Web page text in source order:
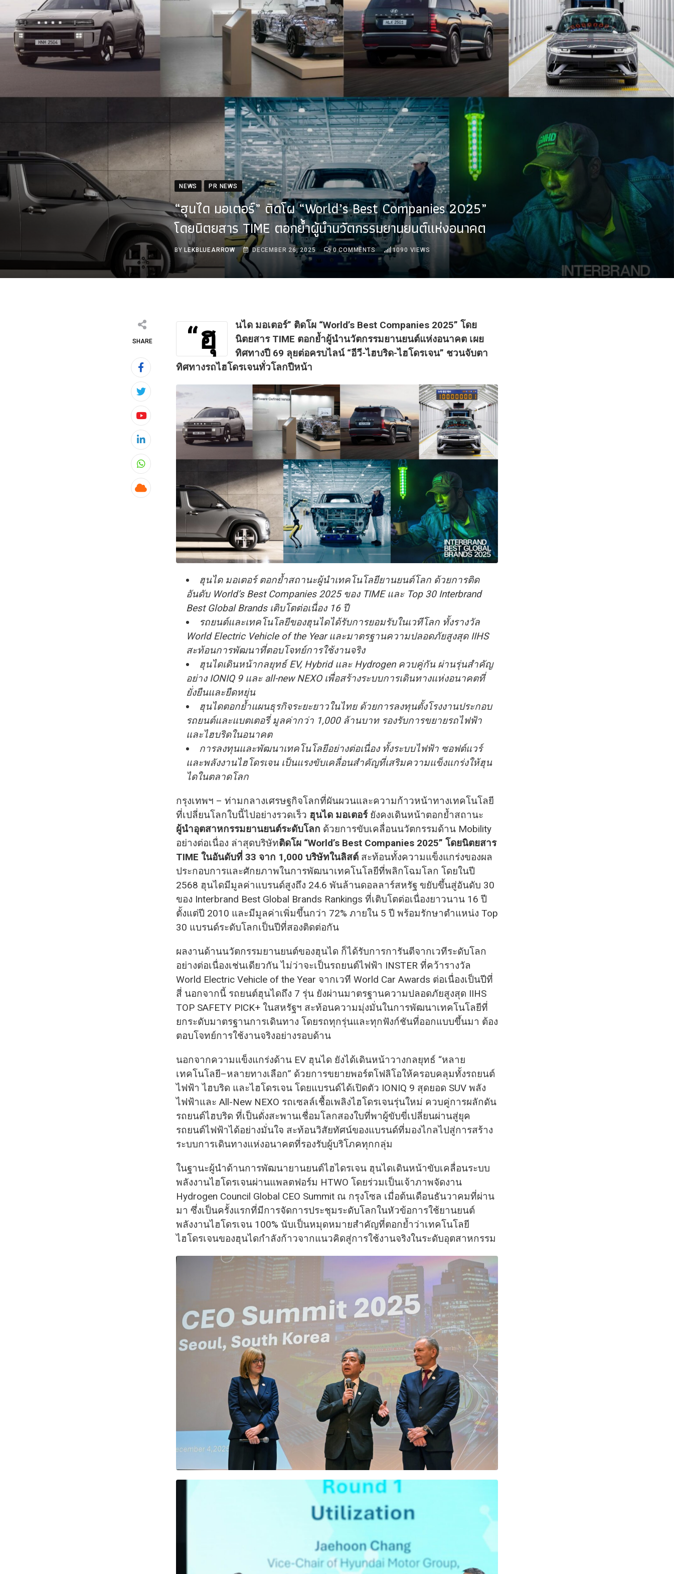
NEWS PR NEWS
“ฮุนได มอเตอร์” ติดโผ “World’s Best Companies 2025”
โดยนิตยสาร TIME ตอกย้ำผู้นำนวัตกรรมยานยนต์แห่งอนาคต
BYLEKBLUEARROW DECEMBER 26, 2025 0COMMENTS 1090 VIEWS
SHARE
Youtube
LinkedIn
Whatsapp
Cloud
“ฮุ
นได มอเตอร์” ติดโผ “World’s Best Companies 2025” โดย
นิตยสาร TIME ตอกย้ำผู้นำนวัตกรรมยานยนต์แห่งอนาคต เผย
ทิศทางปี 69 ลุยต่อครบไลน์ “อีวี-ไฮบริด-ไฮโดรเจน” ชวนจับตา
ทิศทางรถไฮโดรเจนทั่วโลกปีหน้า
ฮุนได มอเตอร์ ตอกย้ำสถานะผู้นำเทคโนโลยียานยนต์โลก ด้วยการติด
อันดับ World’s Best Companies 2025 ของ TIME และ Top 30 Interbrand
Best Global Brands เติบโตต่อเนื่อง 16 ปี
รถยนต์และเทคโนโลยีของฮุนไดได้รับการยอมรับในเวทีโลก ทั้งรางวัล
World Electric Vehicle of the Year และมาตรฐานความปลอดภัยสูงสุด IIHS
สะท้อนการพัฒนาที่ตอบโจทย์การใช้งานจริง
ฮุนไดเดินหน้ากลยุทธ์ EV, Hybrid และ Hydrogen ควบคู่กัน ผ่านรุ่นสำคัญ
อย่าง IONIQ 9 และ all-new NEXO เพื่อสร้างระบบการเดินทางแห่งอนาคตที่
ยั่งยืนและยืดหยุ่น
ฮุนไดตอกย้ำแผนธุรกิจระยะยาวในไทย ด้วยการลงทุนตั้งโรงงานประกอบ
รถยนต์และแบตเตอรี่ มูลค่ากว่า 1,000 ล้านบาท รองรับการขยายรถไฟฟ้า
และไฮบริดในอนาคต
การลงทุนและพัฒนาเทคโนโลยีอย่างต่อเนื่อง ทั้งระบบไฟฟ้า ซอฟต์แวร์
และพลังงานไฮโดรเจน เป็นแรงขับเคลื่อนสำคัญที่เสริมความแข็งแกร่งให้ฮุน
ไดในตลาดโลก
กรุงเทพฯ – ท่ามกลางเศรษฐกิจโลกที่ผันผวนและความก้าวหน้าทางเทคโนโลยี
ที่เปลี่ยนโลกใบนี้ไปอย่างรวดเร็ว ฮุนได มอเตอร์ ยังคงเดินหน้าตอกย้ำสถานะ
ผู้นำอุตสาหกรรมยานยนต์ระดับโลก ด้วยการขับเคลื่อนนวัตกรรมด้าน Mobility
อย่างต่อเนื่อง ล่าสุดบริษัทติดโผ “World’s Best Companies 2025” โดยนิตยสาร
TIME ในอันดับที่ 33 จาก 1,000 บริษัทในลิสต์ สะท้อนทั้งความแข็งแกร่งของผล
ประกอบการและศักยภาพในการพัฒนาเทคโนโลยีที่พลิกโฉมโลก โดยในปี
2568 ฮุนไดมีมูลค่าแบรนด์สูงถึง 24.6 พันล้านดอลลาร์สหรัฐ ขยับขึ้นสู่อันดับ 30
ของ Interbrand Best Global Brands Rankings ที่เติบโตต่อเนื่องยาวนาน 16 ปี
ตั้งแต่ปี 2010 และมีมูลค่าเพิ่มขึ้นกว่า 72% ภายใน 5 ปี พร้อมรักษาตำแหน่ง Top
30 แบรนด์ระดับโลกเป็นปีที่สองติดต่อกัน
ผลงานด้านนวัตกรรมยานยนต์ของฮุนได ก็ได้รับการการันตีจากเวทีระดับโลก
อย่างต่อเนื่องเช่นเดียวกัน ไม่ว่าจะเป็นรถยนต์ไฟฟ้า INSTER ที่คว้ารางวัล
World Electric Vehicle of the Year จากเวที World Car Awards ต่อเนื่องเป็นปีที่
สี่ นอกจากนี้ รถยนต์ฮุนไดถึง 7 รุ่น ยังผ่านมาตรฐานความปลอดภัยสูงสุด IIHS
TOP SAFETY PICK+ ในสหรัฐฯ สะท้อนความมุ่งมั่นในการพัฒนาเทคโนโลยีที่
ยกระดับมาตรฐานการเดินทาง โดยรถทุกรุ่นและทุกฟังก์ชันที่ออกแบบขึ้นมา ต้อง
ตอบโจทย์การใช้งานจริงอย่างรอบด้าน
นอกจากความแข็งแกร่งด้าน EV ฮุนได ยังได้เดินหน้าวางกลยุทธ์ “หลาย
เทคโนโลยี–หลายทางเลือก” ด้วยการขยายพอร์ตโฟลิโอให้ครอบคลุมทั้งรถยนต์
ไฟฟ้า ไฮบริด และไฮโดรเจน โดยแบรนด์ได้เปิดตัว IONIQ 9 สุดยอด SUV พลัง
ไฟฟ้าและ All-New NEXO รถเซลล์เชื้อเพลิงไฮโดรเจนรุ่นใหม่ ควบคู่การผลักดัน
รถยนต์ไฮบริด ที่เป็นดั่งสะพานเชื่อมโลกสองใบที่พาผู้ขับขี่เปลี่ยนผ่านสู่ยุค
รถยนต์ไฟฟ้าได้อย่างมั่นใจ สะท้อนวิสัยทัศน์ของแบรนด์ที่มองไกลไปสู่การสร้าง
ระบบการเดินทางแห่งอนาคตที่รองรับผู้บริโภคทุกกลุ่ม
ในฐานะผู้นำด้านการพัฒนายานยนต์ไฮไดรเจน ฮุนไดเดินหน้าขับเคลื่อนระบบ
พลังงานไฮโดรเจนผ่านแพลตฟอร์ม HTWO โดยร่วมเป็นเจ้าภาพจัดงาน
Hydrogen Council Global CEO Summit ณ กรุงโซล เมื่อต้นเดือนธันวาคมที่ผ่าน
มา ซึ่งเป็นครั้งแรกที่มีการจัดการประชุมระดับโลกในหัวข้อการใช้ยานยนต์
พลังงานไฮโดรเจน 100% นับเป็นหมุดหมายสำคัญที่ตอกย้ำว่าเทคโนโลยี
ไฮโดรเจนของฮุนไดกำลังก้าวจากแนวคิดสู่การใช้งานจริงในระดับอุตสาหกรรม